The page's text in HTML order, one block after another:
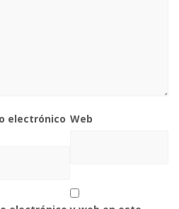
electrónico Web